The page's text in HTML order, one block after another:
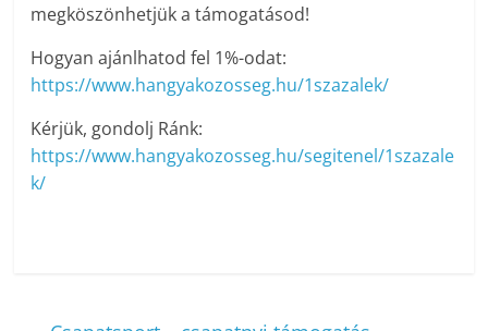
megköszönhetjük a támogatásod!
Hogyan ajánlhatod fel 1%-odat:
https://www.hangyakozosseg.hu/1szazalek/
Kérjük, gondolj Ránk:
https://www.hangyakozosseg.hu/segitenel/1szazale
k/